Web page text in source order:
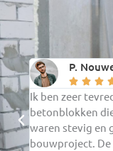
P.
  
Ik ben zeer
betonblokken
waren stevig en
bouwproject. De